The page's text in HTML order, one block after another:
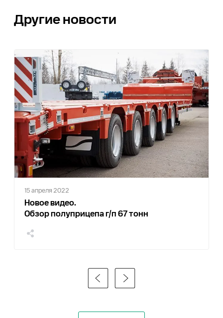
Другие новости
15 апреля 2022
Новое видео.
Обзор полуприцепа г/п 67 тонн